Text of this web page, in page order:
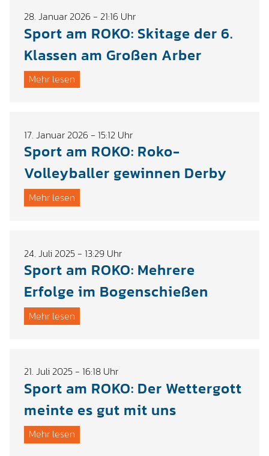
28. Januar 2026 - 21:16 Uhr
Sport am ROKO: Skitage der 6.
Klassen am Großen Arber
Mehr lesen
17. Januar 2026 - 15:12 Uhr
Sport am ROKO: Roko-
Volleyballer gewinnen Derby
Mehr lesen
24. Juli 2025 - 13:29 Uhr
Sport am ROKO: Mehrere
Erfolge im Bogenschießen
Mehr lesen
21. Juli 2025 - 16:18 Uhr
Sport am ROKO: Der Wettergott
meinte es gut mit uns
Mehr lesen